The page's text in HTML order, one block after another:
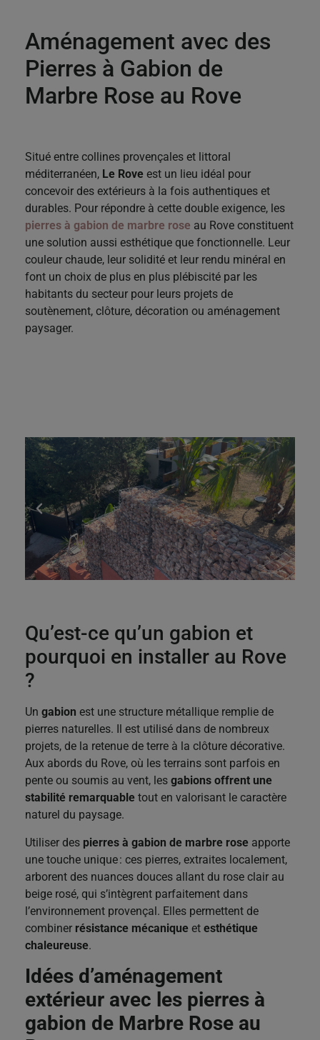
Aménagement avec des
Pierres à Gabion de
Marbre Rose au Rove
Situé entre collines provençales et littoral
méditerranéen, Le Rove est un lieu idéal pour
concevoir des extérieurs à la fois authentiques et
durables. Pour répondre à cette double exigence, les
pierres à gabion de marbre rose au Rove constituent
une solution aussi esthétique que fonctionnelle. Leur
couleur chaude, leur solidité et leur rendu minéral en
font un choix de plus en plus plébiscité par les
habitants du secteur pour leurs projets de
soutènement, clôture, décoration ou aménagement
paysager.
Qu’est-ce qu’un gabion et
pourquoi en installer au Rove
?
Un gabion est une structure métallique remplie de
pierres naturelles. Il est utilisé dans de nombreux
projets, de la retenue de terre à la clôture décorative.
Aux abords du Rove, où les terrains sont parfois en
pente ou soumis au vent, les gabions offrent une
stabilité remarquable tout en valorisant le caractère
naturel du paysage.
Utiliser des pierres à gabion de marbre rose apporte
une touche unique : ces pierres, extraites localement,
arborent des nuances douces allant du rose clair au
beige rosé, qui s’intègrent parfaitement dans
l’environnement provençal. Elles permettent de
combiner résistance mécanique et esthétique
chaleureuse.
Idées d’aménagement
extérieur avec les pierres à
gabion de Marbre Rose au